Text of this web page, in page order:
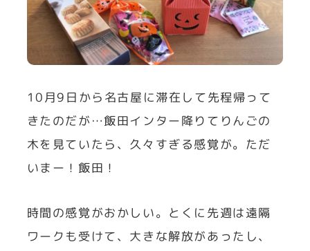
10月9日から名古屋に滞在して先程帰って
きたのだが…飯田インター降りてりんごの
木を見ていたら、久々すぎる感覚が。ただ
いまー！飯田！
時間の感覚がおかしい。とくに先週は遠隔
ワークも受けて、大きな解放があったし、